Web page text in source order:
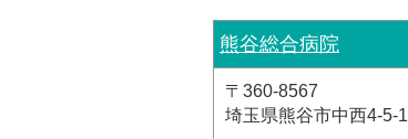
熊谷総合病院
〒360-8567
埼玉県熊谷市中西4-5-1